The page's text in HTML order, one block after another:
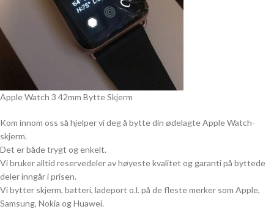
Apple Watch 3 42mm Bytte Skjerm
Kom innom oss så hjelper vi deg å bytte din ødelagte Apple Watch-
skjerm.
Det er både trygt og enkelt.
Vi bruker alltid reservedeler av høyeste kvalitet og garanti på byttede
deler inngår i prisen.
Vi bytter skjerm, batteri, ladeport o.l. på de fleste merker som Apple,
Samsung, Nokia og Huawei.